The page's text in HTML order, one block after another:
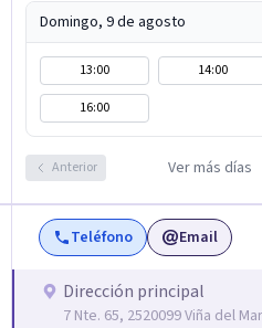
Domingo, 9 de agosto
13:00 14:00
16:00
Anterior Ver más días
Teléfono Email
Dirección principal
7 Nte. 65, 2520099 Viña del